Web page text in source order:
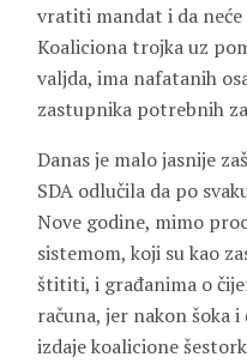
vratiti mandat i da neće
Koaliciona trojka uz
valjda, ima nafatanih
zastupnika potrebnih
Danas je malo jasnije
SDA odlučila da po
Nove godine, mimo
sistemom, koji su kao
štititi, i građanima o
računa, jer nakon šoka
izdaje koalicione